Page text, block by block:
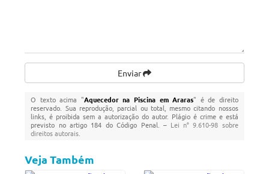
Enviar
O texto acima "Aquecedor na Piscina em Araras" é de direito
reservado. Sua reprodução, parcial ou total, mesmo citando nossos
links, é proibida sem a autorização do autor. Plágio é crime e está
previsto no artigo 184 do Código Penal. – Lei n° 9.610-98 sobre
direitos autorais
Veja Também